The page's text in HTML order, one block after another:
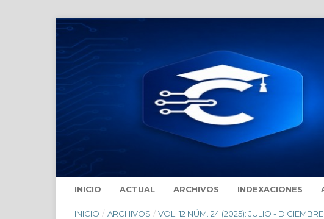
INICIO ACTUAL ARCHIVOS INDEXACIONES
INICIO / ARCHIVOS / VOL. 12 NÚM. 24 (2025): JULIO -